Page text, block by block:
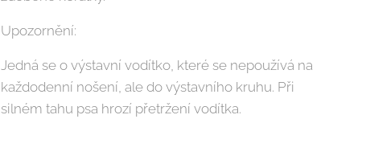
Upozornění:
Jedná se o výstavní vodítko, které se nepoužívá na
každodenní nošení, ale do výstavního kruhu. Při
silném tahu psa hrozí přetržení vodítka.